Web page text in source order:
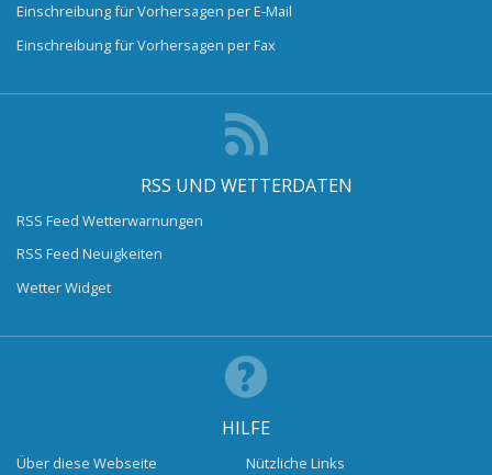
Einschreibung für Vorhersagen per E-Mail
Einschreibung für Vorhersagen per Fax
RSS UND WETTERDATEN
RSS Feed Wetterwarnungen
RSS Feed Neuigkeiten
Wetter Widget
HILFE
Über diese Webseite
Nützliche Links